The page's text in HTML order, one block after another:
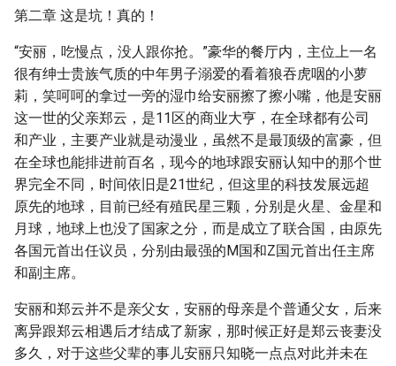
第二章 这是坑！真的！
“安丽，吃慢点，没人跟你抢。”豪华的餐厅内，主位上一名
很有绅士贵族气质的中年男子溺爱的看着狼吞虎咽的小萝
莉，笑呵呵的拿过一旁的湿巾给安丽擦了擦小嘴，他是安丽
这一世的父亲郑云，是11区的商业大亨，在全球都有公司
和产业，主要产业就是动漫业，虽然不是最顶级的富豪，但
在全球也能排进前百名，现今的地球跟安丽认知中的那个世
界完全不同，时间依旧是21世纪，但这里的科技发展远超
原先的地球，目前已经有殖民星三颗，分别是火星、金星和
月球，地球上也没了国家之分，而是成立了联合国，由原先
各国元首出任议员，分别由最强的M国和Z国元首出任主席
和副主席。
安丽和郑云并不是亲父女，安丽的母亲是个普通父女，后来
离异跟郑云相遇后才结成了新家，那时候正好是郑云丧妻没
多久，对于这些父辈的事儿安丽只知晓一点点对此并未在